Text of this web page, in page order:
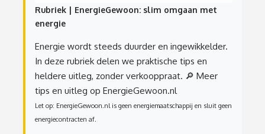
Rubriek | EnergieGewoon: slim omgaan met
energie
Energie wordt steeds duurder en ingewikkelder.
In deze rubriek delen we praktische tips en
heldere uitleg, zonder verkooppraat. 🔎 Meer
tips en uitleg op EnergieGewoon.nl
Let op: EnergieGewoon.nl is geen energiemaatschappij en sluit geen
energiecontracten af.